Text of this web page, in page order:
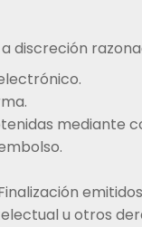
mediante
u otros